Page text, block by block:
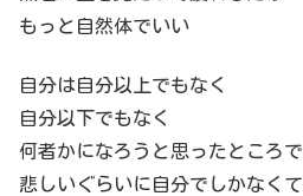
もっと自然体でいい
自分は自分以上でもなく
自分以下でもなく
何者かになろうと思ったところで
悲しいぐらいに自分でしかなくて